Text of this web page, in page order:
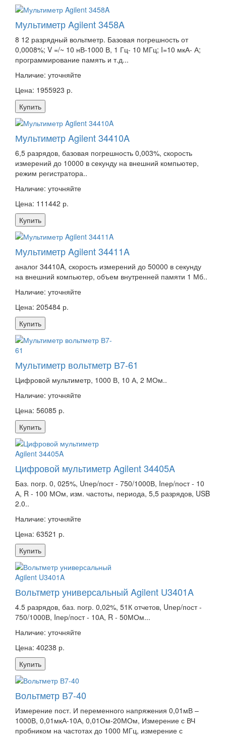
Мультиметр Agilent 3458A
8 12 разрядный вольтметр. Базовая погрешность от
0,0008%; V =/~ 10 нВ-1000 В, 1 Гц- 10 МГц; I=10 мкА- А;
программирование память и т.д...
Наличие: уточняйте
Цена: 1955923 р.
Купить
Мультиметр Agilent 34410A
6,5 разрядов, базовая погрешность 0,003%, скорость
измерений до 10000 в секунду на внешний компьютер,
режим регистратора..
Наличие: уточняйте
Цена: 111442 р.
Купить
Мультиметр Agilent 34411A
аналог 34410A, скорость измерений до 50000 в секунду
на внешний компьютер, объем внутренней памяти 1 Мб..
Наличие: уточняйте
Цена: 205484 р.
Купить
Мультиметр вольтметр В7-61
Цифровой мультиметр, 1000 В, 10 А, 2 МОм..
Наличие: уточняйте
Цена: 56085 р.
Купить
Цифровой мультиметр Agilent 34405A
Баз. погр. 0, 025%, Uпер/пост - 750/1000В, Iпер/пост - 10
А, R - 100 МОм, изм. частоты, периода, 5,5 разрядов, USB
2.0..
Наличие: уточняйте
Цена: 63521 р.
Купить
Вольтметр универсальный Agilent U3401A
4.5 разрядов, баз. погр. 0,02%, 51К отчетов, Uпер/пост -
750/1000В, Iпер/пост - 10А, R - 50МОм...
Наличие: уточняйте
Цена: 40238 р.
Купить
Вольтметр В7-40
Измерение пост. И переменного напряжения 0,01мВ –
1000В, 0,01мкА-10А, 0,01Ом-20МОм, Измерение с ВЧ
пробником на частотах до 1000 МГц, измерение с